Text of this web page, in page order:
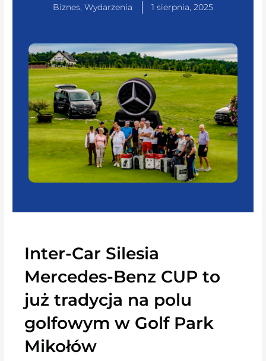
Biznes Wydarzenia 1 sierpnia, 2025
Inter-Car Silesia
Mercedes-Benz CUP to
już tradycja na polu
golfowym w Golf Park
Mikołów